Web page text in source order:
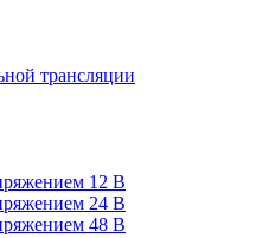
трансляции
12 В
24 В
48 В